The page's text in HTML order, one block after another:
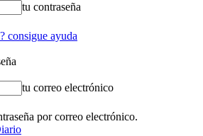
tu contraseña
consigue ayuda
tu correo electrónico
por correo electrónico.